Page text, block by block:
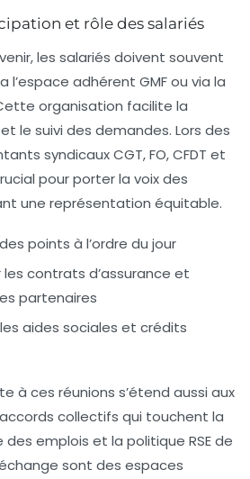
et rôle des salariés
les salariés doivent souvent
l’espace adhérent GMF ou via la
organisation facilite la
le suivi des demandes. Lors des
syndicaux CGT, FO, CFDT et
pour porter la voix des
une représentation équitable.
points à l’ordre du jour
les contrats d’assurance et
partenaires
aides sociales et crédits
à ces réunions s’étend aussi aux
collectifs qui touchent la
emplois et la politique RSE de
sont des espaces